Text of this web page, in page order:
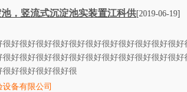
，竖流式沉淀池实装置江科供[2019-06-19]
很好很好很好很好很好很好很好很好很好很好很好
很好很好很好很好很好很好很好很好很好很好很好
很好很好很好很好很
备有限公司